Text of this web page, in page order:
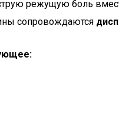
режущую боль
сопровождаются